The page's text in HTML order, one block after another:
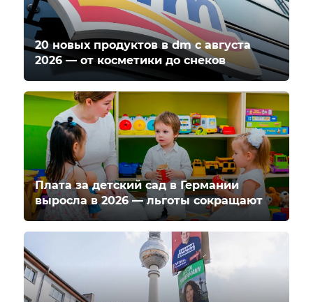
20 новых продуктов в dm с августа
2026 — от косметики до снеков
Плата за детский сад в Германии
выросла в 2026 — льготы сокращают